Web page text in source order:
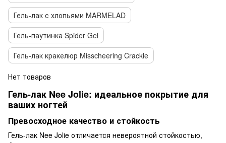
Гель-лак с хлопьями MARMELAD
Гель-паутинка Spider Gel
Гель-лак кракелюр Misscheering Crackle
Нет товаров
Гель-лак Nee Jolie: идеальное покрытие для
ваших ногтей
Превосходное качество и стойкость
Гель-лак Nee Jolie отличается невероятной стойкостью,